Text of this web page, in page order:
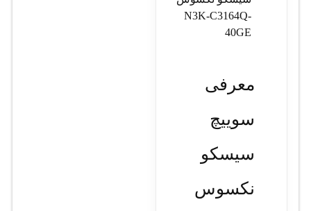
N3K-C3164Q-
40GE
معرفی
سوييچ
سيسکو
نکسوس